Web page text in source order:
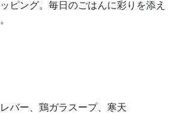
ピング。毎日のごはんに彩りを添え
バー、鶏ガラスープ、寒天